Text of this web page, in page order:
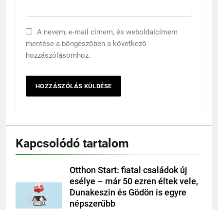
A nevem, e-mail címem, és weboldalcímem
mentése a böngészőben a következő
hozzászólásomhoz.
Kapcsolódó tartalom
Otthon Start: fiatal családok új
esélye – már 50 ezren éltek vele,
Dunakeszin és Gödön is egyre
népszerűbb